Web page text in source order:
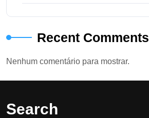
Recent Comments
Nenhum comentário para mostrar.
Search